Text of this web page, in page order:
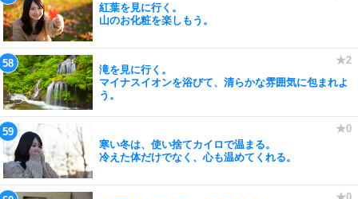
紅葉を見に行く。
山のお化粧を楽しもう。
滝を見に行く。
マイナスイオンを浴びて、清らかな雰囲気に包まれよ
う。
寒い冬は、使い捨てカイロで温まる。
冷えた体だけでなく、心も温めてくれる。